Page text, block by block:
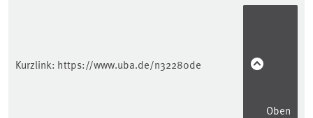
Kurzlink: https://www.uba.de/n32280de
Oben